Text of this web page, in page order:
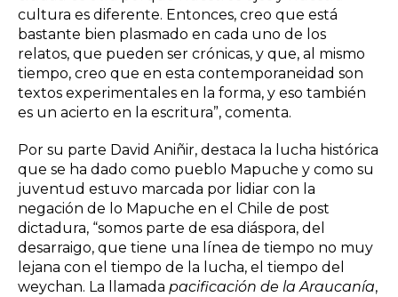
cultura es diferente. Entonces, creo que está
bastante bien plasmado en cada uno de los
relatos, que pueden ser crónicas, y que, al mismo
tiempo, creo que en esta contemporaneidad son
textos experimentales en la forma, y eso también
es un acierto en la escritura”, comenta.
Por su parte David Aniñir, destaca la lucha histórica
que se ha dado como pueblo Mapuche y como su
juventud estuvo marcada por lidiar con la
negación de lo Mapuche en el Chile de post
dictadura, “somos parte de esa diáspora, del
desarraigo, que tiene una línea de tiempo no muy
lejana con el tiempo de la lucha, el tiempo del
weychan. La llamada pacificación de la Araucanía,